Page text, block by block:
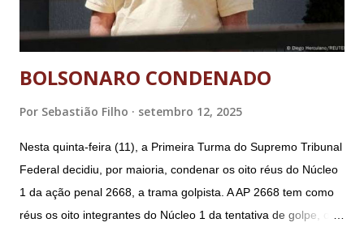
BOLSONARO CONDENADO
Por Sebastião Filho setembro 12, 2025
Nesta quinta-feira (11), a Primeira Turma do Supremo Tribunal
Federal decidiu, por maioria, condenar os oito réus do Núcleo
1 da ação penal 2668, a trama golpista. A AP 2668 tem como
réus os oito integrantes do Núcleo 1 da tentativa de golpe, ou